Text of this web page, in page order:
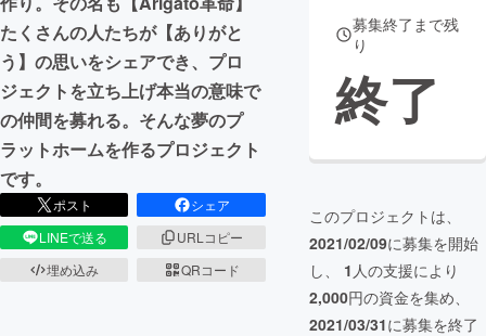
たくさんの人たちが【ありがと
う】の思いをシェアでき、プロ
ジェクトを立ち上げ本当の意味で
の仲間を募れる。そんな夢のプ
ラットホームを作るプロジェクト
です。
ポスト
シェア
LINEで送る
URLコピー
埋め込み
QRコード
募集終了まで残
り
終了
このプロジェクトは、
2021/02/09に募集を開始
し、 1 人の支援により
2,000円の資金を集め、
2021/03/31に募集を終了